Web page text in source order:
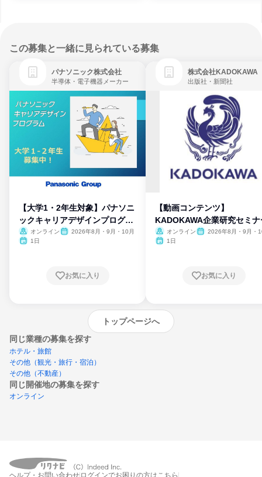
この募集と一緒に見られている募集
パナソニック株式会社
半導体・電子機器メーカー
【大学1・2年生対象】パナソニ
ックキャリアデザインプログラ
ム
オンライン
2026年8月・9月・10月
1日
お気に入り
株式会社KADOKAWA
出版社・新聞社
【動画コンテンツ】
KADOKAWA企業研究セミナ
オンライン
2026年8月・9月・
1日
お気に入り
トップページへ
同じ業種の募集を探す
ホテル・旅館
その他（観光・旅行・宿泊）
その他（不動産）
同じ開催地の募集を探す
オンライン
エントリーするとプログラムの詳細案内を